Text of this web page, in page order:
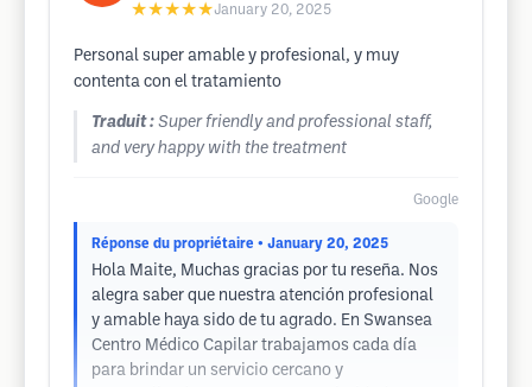
★★★★★January 20, 2025
Personal super amable y profesional, y muy
contenta con el tratamiento
Traduit : Super friendly and professional staff,
and very happy with the treatment
Google
Réponse du propriétaire • January 20, 2025
Hola Maite, Muchas gracias por tu reseña. Nos
alegra saber que nuestra atención profesional
y amable haya sido de tu agrado. En Swansea
Centro Médico Capilar trabajamos cada día
para brindar un servicio cercano y